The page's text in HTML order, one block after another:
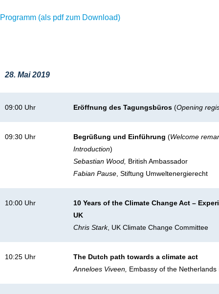
Programm (als pdf zum Download)
28. Mai 2019
09:00 Uhr Eröffnung des Tagungsbüros (Opening
09:30 Uhr Begrüßung und Einführung (Welcome
Introduction)
Sebastian Wood, British Ambassador
Fabian Pause , Stiftung Umweltenergierecht
10:00 Uhr
10 Years of the Climate Change Act –
UK
Chris Stark, UK Climate Change Committee
10:25 Uhr
The Dutch path towards a climate act
Anneloes Viveen, Embassy of the Netherlands